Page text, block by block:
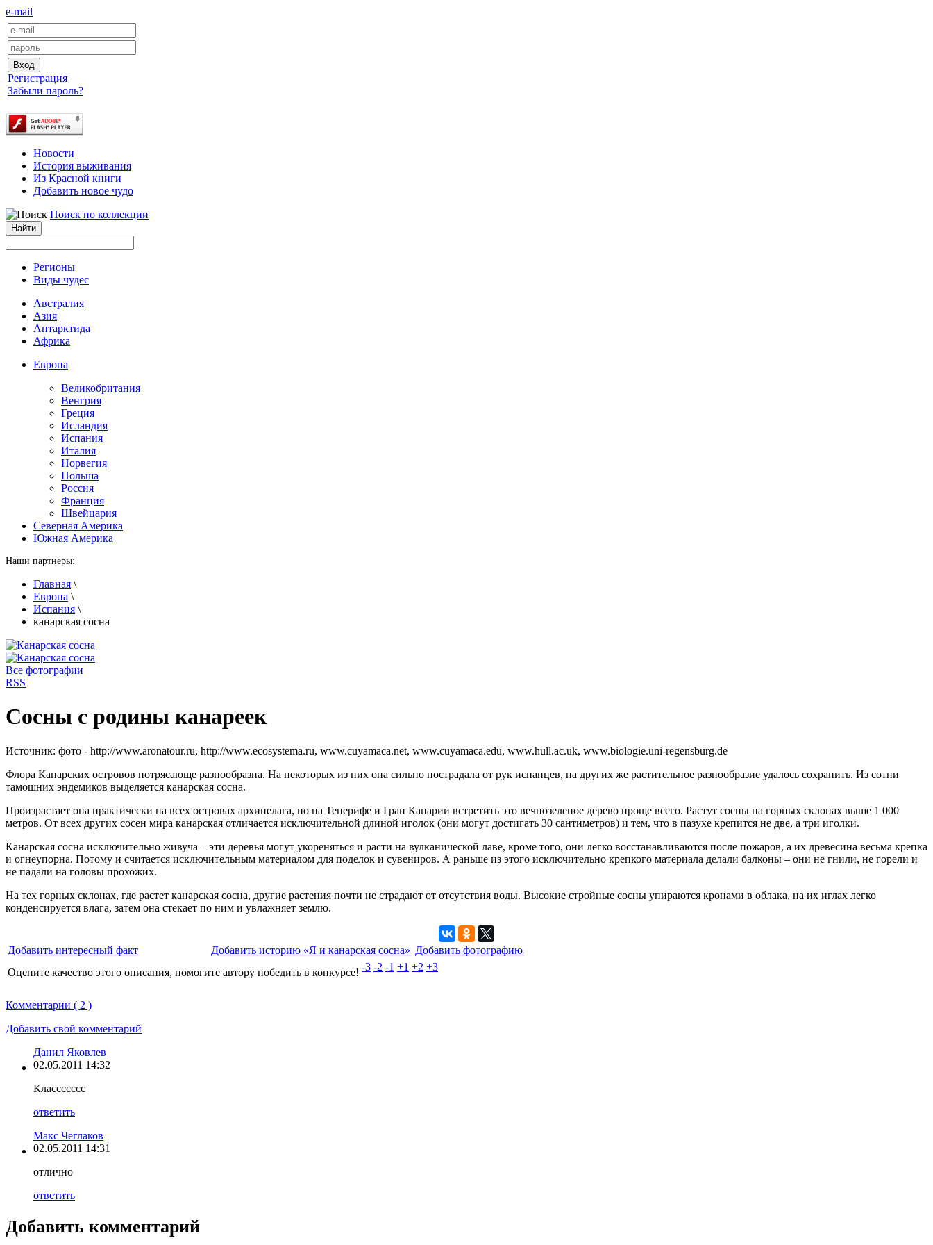
e-mail
Регистрация
Забыли пароль?
Новости
История выживания
Из Красной книги
Добавить новое чудо
Поиск по коллекции
Регионы
Виды чудес
Австралия
Азия
Антарктида
Африка
Европа
Великобритания
Венгрия
Греция
Исландия
Испания
Италия
Норвегия
Польша
Россия
Франция
Швейцария
Северная Америка
Южная Америка
Наши партнеры:
Главная \
Европа \
Испания \
канарская сосна
Все фотографии
RSS
Сосны с родины канареек
Источник: фото - http://www.aronatour.ru, http://www.ecosystema.ru, www.cuyamaca.net, www.cuyamaca.edu, www.hull.ac.uk, www.biologie.uni-regensburg.de
Флора Канарских островов потрясающе разнообразна. На некоторых из них она сильно пострадала от рук испанцев, на других же растительное разнообразие удалось сохранить. Из сотни
тамошних эндемиков выделяется канарская сосна.
Произрастает она практически на всех островах архипелага, но на Тенерифе и Гран Канарии встретить это вечнозеленое дерево проще всего. Растут сосны на горных склонах выше 1 000
метров. От всех других сосен мира канарская отличается исключительной длиной иголок (они могут достигать 30 сантиметров) и тем, что в пазухе крепится не две, а три иголки.
Канарская сосна исключительно живуча – эти деревья могут укореняться и расти на вулканической лаве, кроме того, они легко восстанавливаются после пожаров, а их древесина весьма крепка
и огнеупорна. Потому и считается исключительным материалом для поделок и сувениров. А раньше из этого исключительно крепкого материала делали балконы – они не гнили, не горели и
не падали на головы прохожих.
На тех горных склонах, где растет канарская сосна, другие растения почти не страдают от отсутствия воды. Высокие стройные сосны упираются кронами в облака, на их иглах легко
конденсируется влага, затем она стекает по ним и увлажняет землю.
Добавить интересный факт Добавить историю «Я и канарская сосна» Добавить фотографию
Оцените качество этого описания, помогите автору победить в конкурсе! -3 -2 -1 +1 +2 +3
Комментарии ( 2 )
Добавить свой комментарий
Данил Яковлев
02.05.2011 14:32
Классссссс
ответить
Макс Чеглаков
02.05.2011 14:31
отлично
ответить
Добавить комментарий